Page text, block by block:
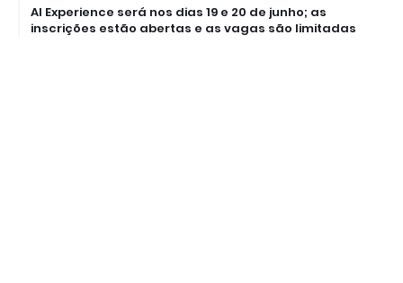
AI Experience será nos dias 19 e 20 de junho; as
inscrições estão abertas e as vagas são limitadas